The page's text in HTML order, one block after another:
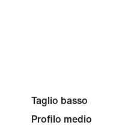
Taglio basso
Profilo medio